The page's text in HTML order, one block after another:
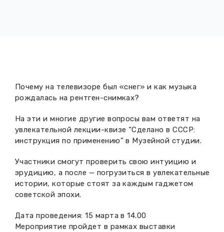
Проекты и программы
Научные издания
Прейскурант
Партнеры
КПЦ им. свт. Иннокентия (Вениаминова)
Научно-фондовый отдел
Повышение квалификации
Отчетность
Профессиональные мероприятия
Почему на телевизоре был «снег» и как музыка
рождалась на рентген-снимках?
На эти и многие другие вопросы вам ответят на
увлекательной лекции-квизе “Сделано в СССР:
инструкция по применению” в Музейной студии.
Участники смогут проверить свою интуицию и
эрудицию, а после — погрузиться в увлекательные
истории, которые стоят за каждым гаджетом
советской эпохи.
Дата проведения: 15 марта в 14.00
Мероприятие пройдет в рамках выставки